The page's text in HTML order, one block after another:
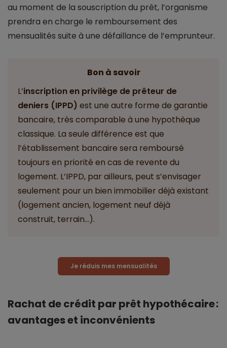
au moment de la souscription du prêt, l’organisme
prendra en charge le remboursement des
mensualités suite à une défaillance de l’emprunteur.
Bon à savoir
L’inscription en privilège de prêteur de
deniers (IPPD) est une autre forme de garantie
bancaire, très comparable à une hypothèque
classique. La seule différence est que
l’établissement bancaire sera remboursé
toujours en priorité en cas de revente du
logement. L’IPPD, par ailleurs, peut s’envisager
seulement pour un bien immobilier déjà existant
(logement ancien, logement neuf déjà
construit, terrain…).
Je réduis mes mensualités
Rachat de crédit par prêt hypothécaire :
avantages et inconvénients